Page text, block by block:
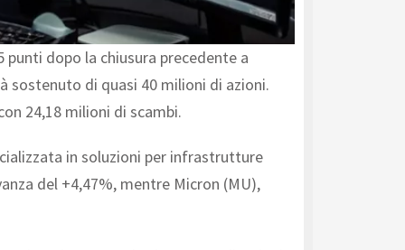
dopo la chiusura precedente a
sostenuto di quasi 40 milioni di azioni.
24,18 milioni di scambi.
in soluzioni per infrastrutture
del +4,47%, mentre Micron (MU),